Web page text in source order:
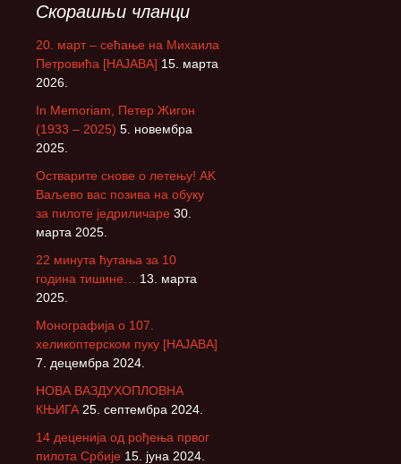
Скорашњи чланци
20. март – сећање на Михаила
Петровића [НАЈАВА] 15. марта
2026.
In Memoriam, Петер Жигон
(1933 – 2025) 5. новембра
2025.
Остварите снове о летењу! АK
Ваљево вас позива на обуку
за пилоте једриличаре 30.
марта 2025.
22 минута ћутања за 10
година тишине…
13. марта
2025.
Монографија о 107.
хеликоптерском пуку [НАЈАВА]
7. децембра 2024.
НОВА ВАЗДУХОПЛОВНА
КЊИГА 25. септембра 2024.
14 деценија од рођења првог
пилота Србије 15. јуна 2024.